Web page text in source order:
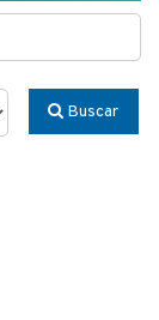
Buscar